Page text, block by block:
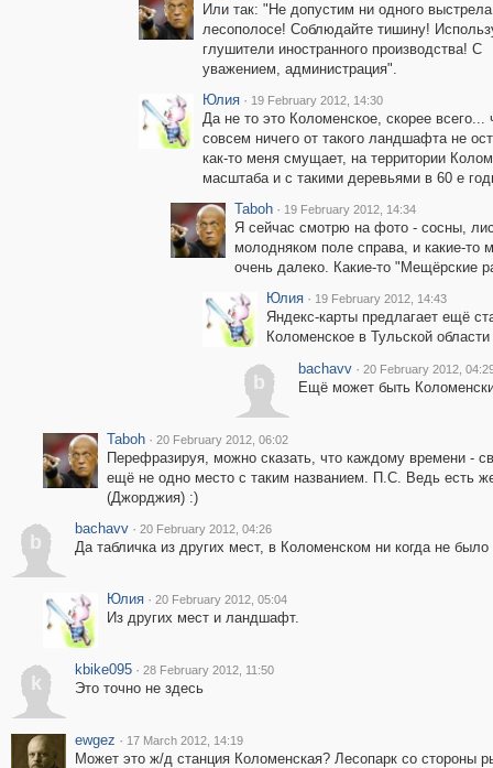
Или так: "Не допустим ни одного
лесополосе! Соблюдайте тишину!
глушители иностранного производства! С
уважением, администрация".
Юлия · 19 February 2012, 14:30
Да не то это Коломенское, скорее всего...
совсем ничего от такого ландшафта не
как-то меня смущает, на территории
масштаба и с такими деревьями в 60 е
Taboh · 19 February 2012, 14:34
Я сейчас смотрю на фото - сосны,
молодняком поле справа, и какие-то
очень далеко. Какие-то "Мещёрские
Юлия · 19 February 2012, 14:43
Яндекс-карты предлагает ещё
Коломенское в Тульской области
b
bachavv · 20 February 2012,
Ещё может быть
Taboh · 20 February 2012, 06:02
Перефразируя, можно сказать, что каждому времени -
ещё не одно место с таким названием. П.С. Ведь есть
(Джорджия) :)
b
bachavv · 20 February 2012, 04:26
Да табличка из других мест, в Коломенском ни когда не
Юлия · 20 February 2012, 05:04
Из других мест и ландшафт.
k
kbike095 · 28 February 2012, 11:50
Это точно не здесь
ewgez · 17 March 2012, 14:19
Может это ж/д станция Коломенская? Лесопарк со стороны